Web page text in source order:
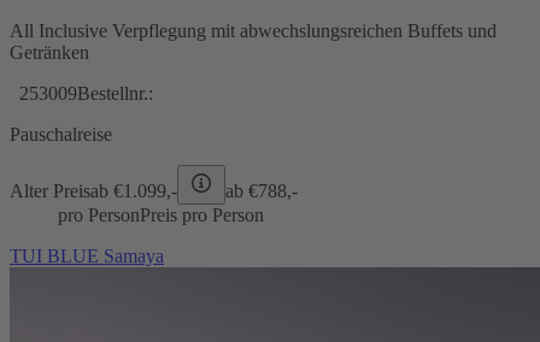
All Inclusive Verpflegung mit abwechslungsreichen Buffets und
Getränken
253009Bestellnr.:
Pauschalreise
Alter Preisab €1.099,- ab €788,-
pro PersonPreis pro Person
TUI BLUE Samaya